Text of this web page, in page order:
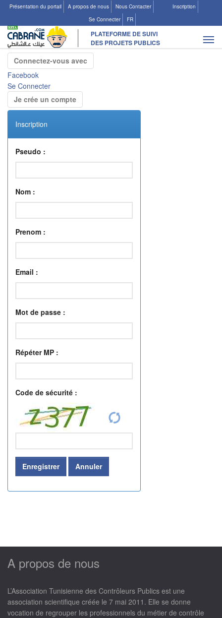
Présentation du portail A propos de nous Nous Contacter
Inscription
Se Connecter
FR
PLATEFORME DE SUIVI
DES PROJETS PUBLICS
Les Projets
Ajouter un projet existant
Suggérer un nouveau projet
Connectez-vous avec
Facebook
Se Connecter
Je crée un compte
Inscription
Pseudo :
Nom :
Prenom :
Email :
Mot de passe :
Répéter MP :
Code de sécurité :
Enregistrer Annuler
A propos de nous
L’Association Tunisienne des Contrôleurs Publics est une
association scientifique créée le 7 mai 2011. Elle se donne
vocation de regrouper les professionnels du métier de contrôle